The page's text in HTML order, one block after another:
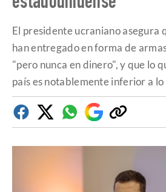
El presidente ucraniano asegura
han entregado en forma de
"pero nunca en dinero", y que lo
país es notablemente inferior a lo
FacebookTwitterWhatsapp
Google
Discover
Copiar
enlace